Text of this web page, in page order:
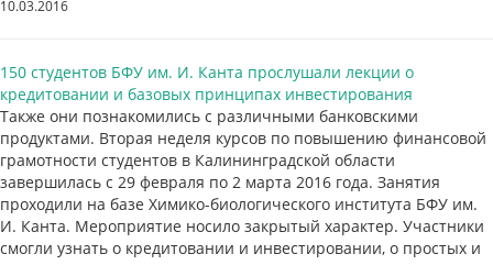
10.03.2016
150 студентов БФУ им. И. Канта прослушали лекции о
кредитовании и базовых принципах инвестирования
Также они познакомились с различными банковскими
продуктами. Вторая неделя курсов по повышению финансовой
грамотности студентов в Калининградской области
завершилась с 29 февраля по 2 марта 2016 года. Занятия
проходили на базе Химико-биологического института БФУ им.
И. Канта. Мероприятие носило закрытый характер. Участники
смогли узнать о кредитовании и инвестировании, о простых и